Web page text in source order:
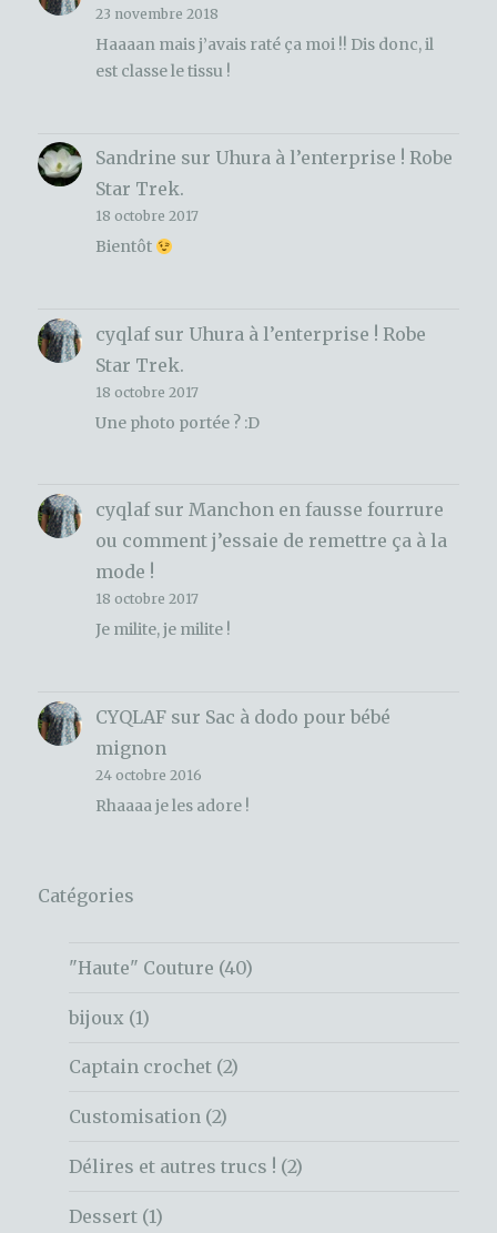
23 novembre 2018
Haaaan mais j’avais raté ça moi !! Dis donc, il
est classe le tissu !
Sandrine sur Uhura à l’enterprise ! Robe
Star Trek.
18 octobre 2017
Bientôt
cyqlafsur Uhura à l’enterprise ! Robe
Star Trek.
18 octobre 2017
Une photo portée ? :D
cyqlafsurManchon en fausse fourrure
ou comment j’essaie de remettre ça à la
mode !
18 octobre 2017
Je milite, je milite !
CYQLAF sur Sac à dodo pour bébé
mignon
24 octobre 2016
Rhaaaa je les adore !
Catégories
"Haute" Couture (40)
bijoux (1)
Captain crochet (2)
Customisation (2)
Délires et autres trucs ! (2)
Dessert (1)